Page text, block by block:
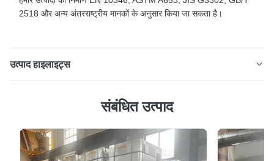
2518 और अन्य अंतरराष्ट्रीय मानकों के अनुसार किया जा सकता है।
उत्पाद हाइलाइट्स
गैल्वनाइज्ड स्टील कॉइल Z120 Z180 Z275 उत्पाद अवलोकन लार्ज
गैल्वनाइजिंग प्रक्रिया के माध्यम से किया जाता है, जहां स्टील स्ट्रिप को
पिघले हुए जस्ता के साथ लेपित किया जाता है ...
संबंधित उत्पाद